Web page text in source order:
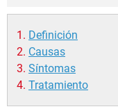
NUTRICIÓN
BIENESTAR
SEXUALIDAD
Definición
Causas
Síntomas
Tratamiento